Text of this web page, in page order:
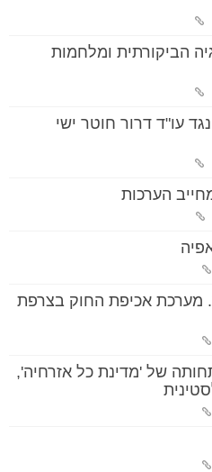
הביקורתית ומלחמות
עו"ד דרור חוטר ישי
הערכות
מערכת אכיפת החוק בצרפת
של 'מדינת כל אזרחיה',